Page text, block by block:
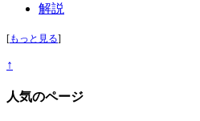
解説
[もっと見る]
↑
人気のページ